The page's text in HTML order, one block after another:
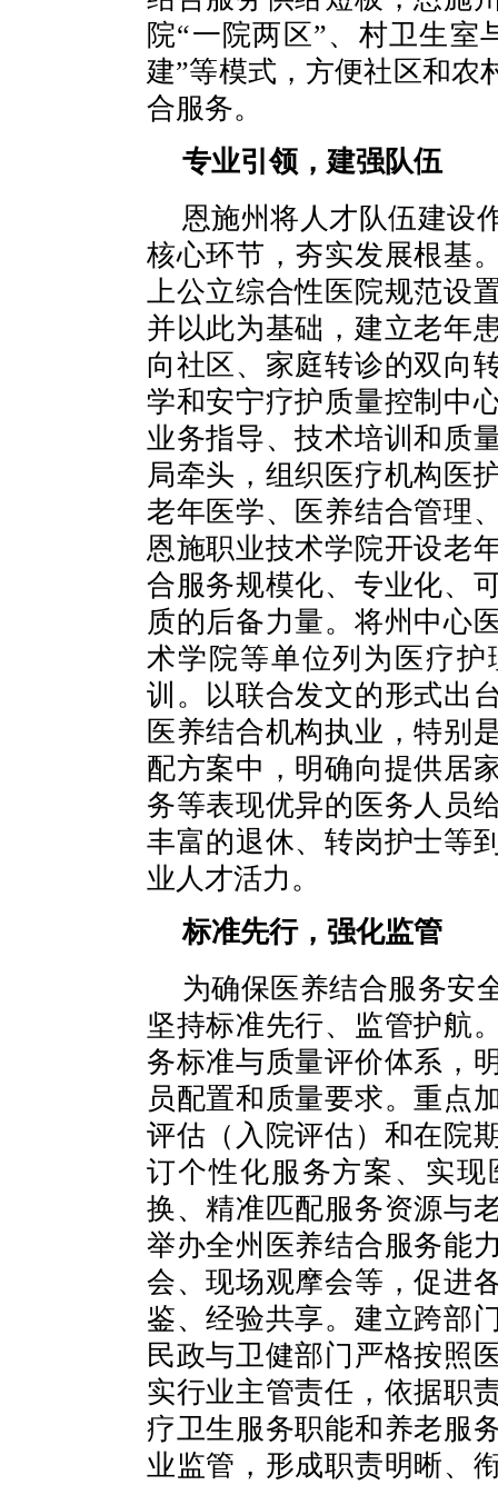
院“一院两区”、村卫生室
建”等模式，方便社区和农
合服务。
专业引领，建强队伍
恩施州将人才队伍建设
核心环节，夯实发展根基
上公立综合性医院规范设
并以此为基础，建立老年
向社区、家庭转诊的双向
学和安宁疗护质量控制中
业务指导、技术培训和质
局牵头，组织医疗机构医
老年医学、医养结合管理
恩施职业技术学院开设老
合服务规模化、专业化、
质的后备力量。将州中心
术学院等单位列为医疗
训。以联合发文的形式出
医养结合机构执业，特别
配方案中，明确向提供居
务等表现优异的医务人员
丰富的退休、转岗护士等
业人才活力。
标准先行，强化监管
为确保医养结合服务安
坚持标准先行、监管护航
务标准与质量评价体系，
员配置和质量要求。重点
评估（入院评估）和在院
订个性化服务方案、实
换、精准匹配服务资源与
举办全州医养结合服务能
会、现场观摩会等，促进
鉴、经验共享。建立跨部
民政与卫健部门严格按照
实行业主管责任，依据职
疗卫生服务职能和养老服
业监管，形成职责明晰、